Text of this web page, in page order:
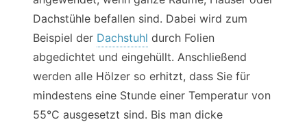
Dachstühle befallen sind. Dabei wird zum
Beispiel der Dachstuhl durch Folien
abgedichtet und eingehüllt. Anschließend
werden alle Hölzer so erhitzt, dass Sie für
mindestens eine Stunde einer Temperatur von
55°C ausgesetzt sind. Bis man dicke